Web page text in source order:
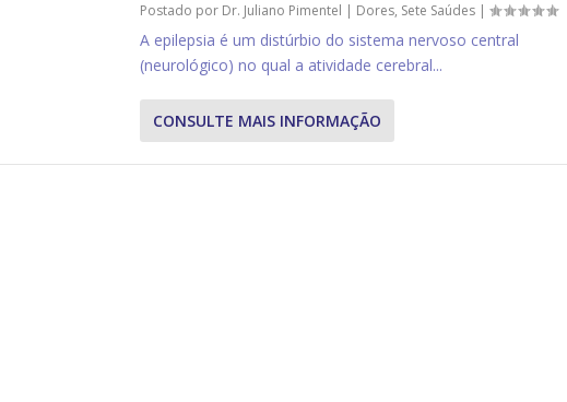
Postado por Dr. Juliano Pimentel | Dores, Sete Saúdes|
A epilepsia é um distúrbio do sistema nervoso central
(neurológico) no qual a atividade cerebral...
CONSULTE MAIS INFORMAÇÃO